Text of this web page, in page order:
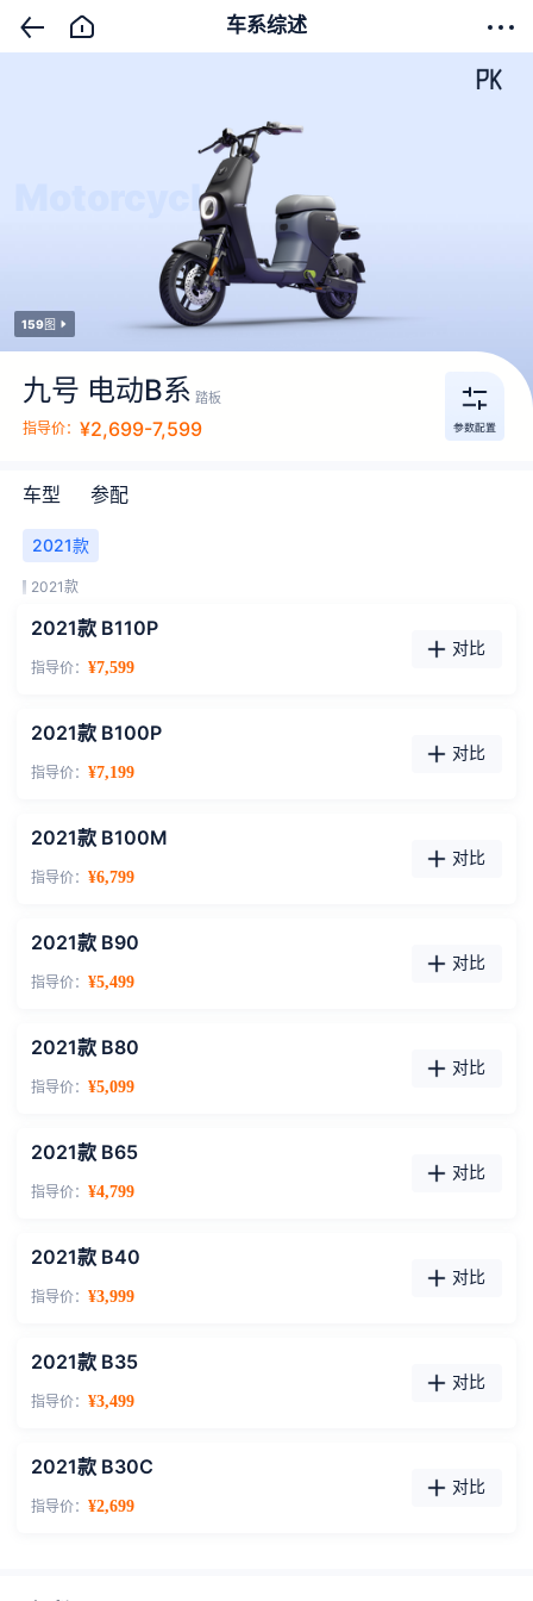
车系综述
Motorcycle+
159图
九号 电动B系 踏板
指导价：¥2,699-7,599
车型 参配
2021款
2021款
2021款 B110P
指导价：¥7,599
对比
2021款 B100P
指导价：¥7,199
对比
2021款 B100M
指导价：¥6,799
对比
2021款 B90
指导价：¥5,499
对比
2021款 B80
指导价：¥5,099
对比
2021款 B65
指导价：¥4,799
对比
2021款 B40
指导价：¥3,999
对比
2021款 B35
指导价：¥3,499
对比
2021款 B30C
指导价：¥2,699
对比